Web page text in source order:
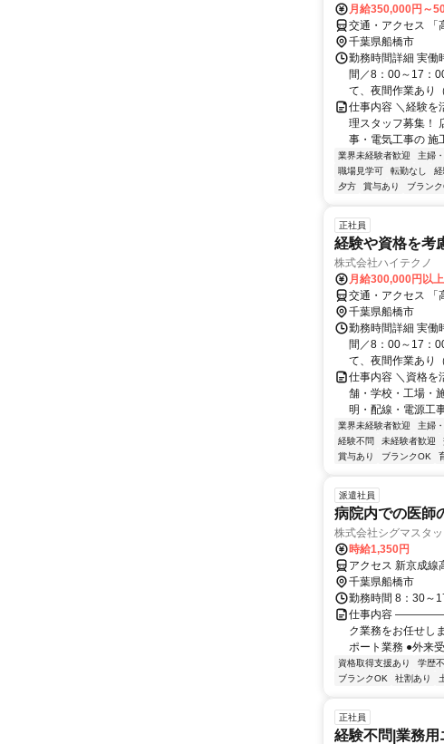
月給350,000円～
交通・アクセス 「
千葉県船橋市
勤務時間詳細 実働
間／8：00～17：
て、夜間作業あり
仕事内容 ＼経験を
理スタッフ募集！
事・電気工事の 施
業界未経験者歓迎 主婦
職場見学可
転勤なし
夕方
賞与あり ブラン
正社員
経験や資格を考
株式会社ハイテクノ
月給300,000円以上
交通・アクセス 「
千葉県船橋市
勤務時間詳細 実働
間／8：00～17：
て、夜間作業あり
仕事内容 ＼資格を
舗・学校・工場・
明・配線・電源工
業界未経験者歓迎 主婦
経験不問
未経験者歓迎
賞与あり
ブランクOK
派遣社員
病院内での医師
株式会社シグマスタ
時給1,350円
アクセス 新京成線
千葉県船橋市
勤務時間 8：30～
仕事内容
ク業務をお任せし
ポート業務 ●外来
資格取得支援あり 学歴
ブランクOK
社割あり
正社員
経験不問|業務